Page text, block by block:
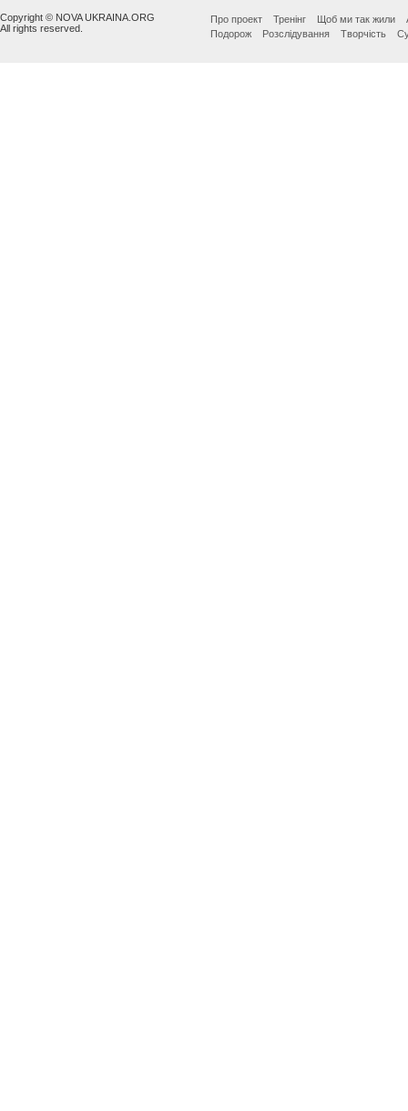
Copyright © NOVA UKRAINA.ORG
All rights reserved.
Про проект Тренінг Щоб ми так жили
Подорож
Розслідування Творчість